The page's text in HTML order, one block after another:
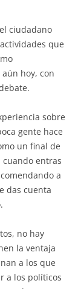
ciudadano
que
hoy, con
sobre
gente hace
un final de
entras
a
das cuenta
no hay
la ventaja
a los que
a los políticos